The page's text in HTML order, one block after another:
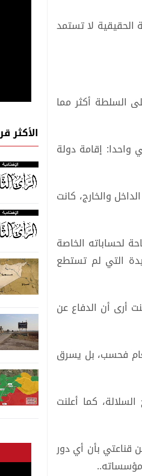
لا تستمد
السلطة أكثر مما
واحدا: إقامة دولة
والخارج، كانت
لحساباته الخاصة
التي لم تستطع
أرى أن الدفاع عن
فحسب، بل يسرق
كما أعلنت
قناعتي بأن أي دور
الأكثر